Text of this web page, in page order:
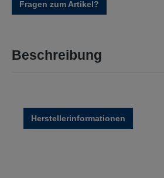
Fragen zum Artikel?
Beschreibung
Herstellerinformationen